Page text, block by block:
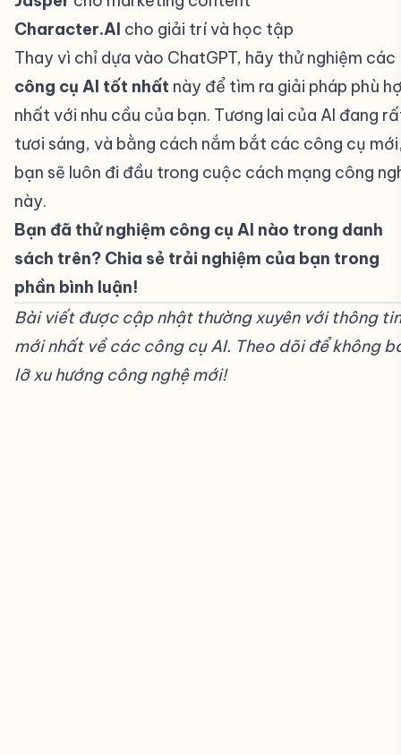
Character.AI cho giải trí và học tập
Thay vì chỉ dựa vào ChatGPT, hãy thử nghiệm các
công cụ AI tốt nhất này để tìm ra giải pháp phù
nhất với nhu cầu của bạn. Tương lai của AI đang
tươi sáng, và bằng cách nắm bắt các công cụ
bạn sẽ luôn đi đầu trong cuộc cách mạng công
này.
Bạn đã thử nghiệm công cụ AI nào trong danh
sách trên? Chia sẻ trải nghiệm của bạn trong
phần bình luận!
Bài viết được cập nhật thường xuyên với thông tin
mới nhất về các công cụ AI. Theo dõi để không
lỡ xu hướng công nghệ mới!